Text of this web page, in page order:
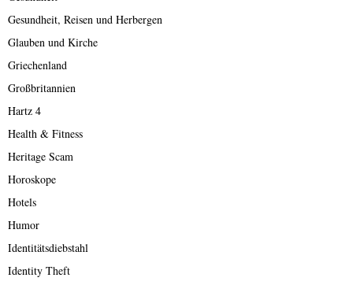
Gesundheit, Reisen und Herbergen
Glauben und Kirche
Griechenland
Großbritannien
Hartz 4
Health & Fitness
Heritage Scam
Horoskope
Hotels
Humor
Identitätsdiebstahl
Identity Theft